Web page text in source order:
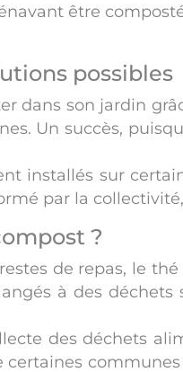
être
possibles
dans son jardin
Un succès,
installés sur
par la
?
de repas, le
à des
des déchets